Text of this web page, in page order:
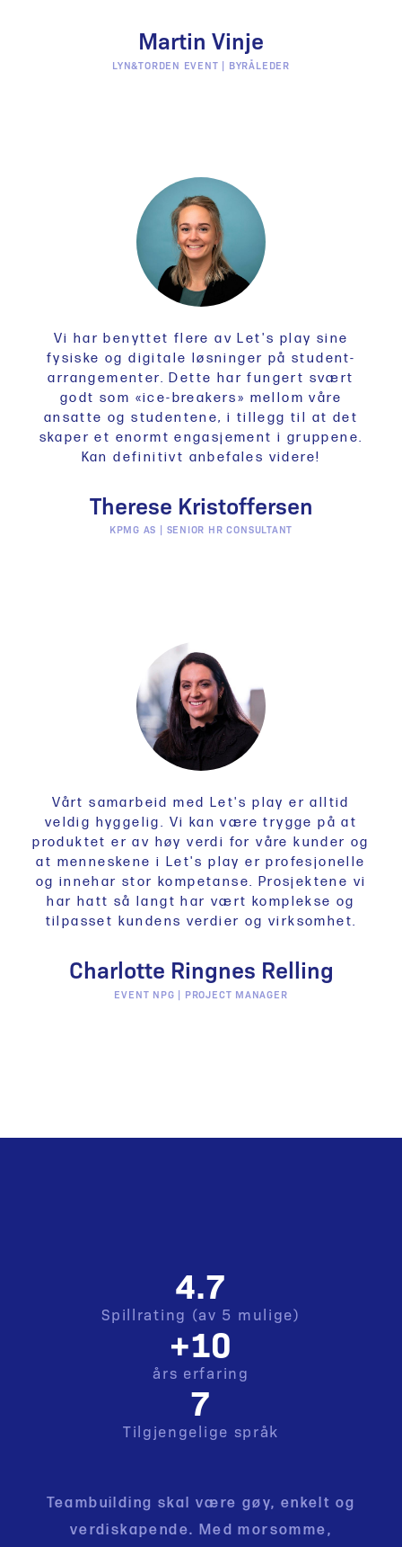
Martin Vinje
LYN&TORDEN EVENT | BYRÅLEDER
Vi har benyttet flere av Let's play sine
fysiske og digitale løsninger på student-
arrangementer. Dette har fungert svært
godt som «ice-breakers» mellom våre
ansatte og studentene, i tillegg til at det
skaper et enormt engasjement i gruppene.
Kan definitivt anbefales videre!
Therese Kristoffersen
KPMG AS | SENIOR HR CONSULTANT
Vårt samarbeid med Let's play er alltid
veldig hyggelig. Vi kan være trygge på at
produktet er av høy verdi for våre kunder og
at menneskene i Let's play er profesjonelle
og innehar stor kompetanse. Prosjektene vi
har hatt så langt har vært komplekse og
tilpasset kundens verdier og virksomhet.
Charlotte Ringnes Relling
EVENT NPG | PROJECT MANAGER
4.7
Spillrating (av 5 mulige)
+10
års erfaring
7
Tilgjengelige språk
Teambuilding skal være gøy, enkelt og
verdiskapende. Med morsomme,